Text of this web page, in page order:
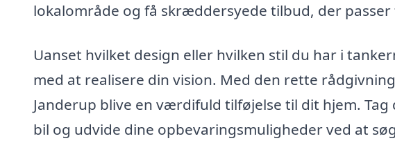
lokalområde og få skræddersyede tilbud, der passer
Uanset hvilket design eller hvilken stil du har i
med at realisere din vision. Med den rette
Janderup blive en værdifuld tilføjelse til dit hjem.
bil og udvide dine opbevaringsmuligheder ved at